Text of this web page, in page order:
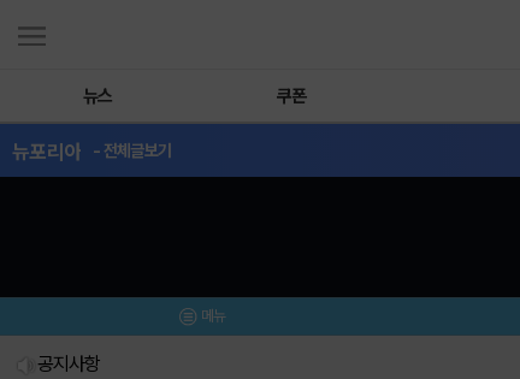
뉴스 쿠폰
뉴포리아 - 전체글보기
메뉴
공지사항